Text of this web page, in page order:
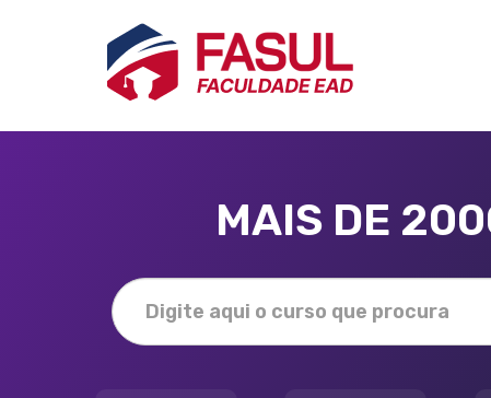
MAIS DE